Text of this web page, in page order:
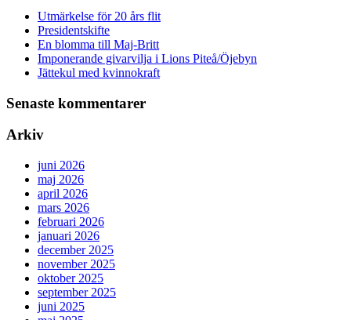
Utmärkelse för 20 års flit
Presidentskifte
En blomma till Maj-Britt
Imponerande givarvilja i Lions Piteå/Öjebyn
Jättekul med kvinnokraft
Senaste kommentarer
Arkiv
juni 2026
maj 2026
april 2026
mars 2026
februari 2026
januari 2026
december 2025
november 2025
oktober 2025
september 2025
juni 2025